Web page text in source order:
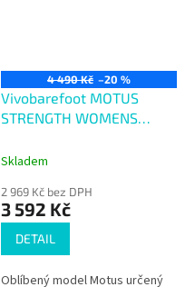
4 490 Kč –20 %
Vivobarefoot MOTUS
STRENGTH WOMENS
Skladem
2 969 Kč bez DPH
3 592 Kč
DETAIL
Oblíbený model Motus určený